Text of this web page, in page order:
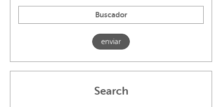
Search